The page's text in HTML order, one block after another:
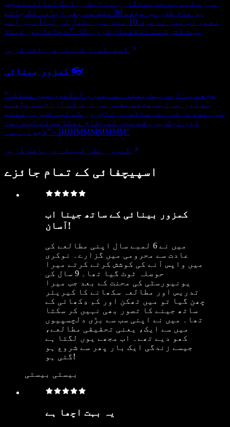
میرے لیے بے حد مددگار ہے۔ ایک ریڈنگ اسائنمنٹ جس
پر عام طور پر مجھے 30 منٹ سے بھی زیادہ لگ جاتے
تھے، اب میں نے صرف 10 منٹ میں مکمل کر لیا! میں اسے
بہت کثرت سے استعمال کروں گا۔” - چاما نورلینڈ
ڈسلیکسیا قبیلہ دریافت کریں
کمزور بینائی 👓
“مجھے یہ ایپ بہت پسند ہے۔ میری آنکھوں میں مسئلہ
ہے اور یہ ایپ مجھے بغیر سر درد کے آرام سے پڑھنے
میں مدد دیتی ہے۔ ساتھ ہی تاجروں کے لیے خبریں سننے
اور ایک ہی وقت میں کئی کام نمٹانے کے لیے بھی
لاجواب ہے۔” - JJJJJJMMMMMMM”
کمزور نظر قبیلہ دریافت کریں
اسپیچفائی کے تمام جائزے
کمزور بینائی کے ساتھ جینا اب
آسان!
میں نے 6 لمبے سال اپنی مطالعے کی
عادت سے محرومی میں گزارے۔ نوکری
میں واپس آنے کی کوشش کرتے کرتے میرا
حوصلہ ٹوٹ گیا تھا۔ 9 سال کی
یونیورسٹی کی محنت کے بعد جب میرا
تدریس اور مطالعہ سکھانے کا کیریئر
چھن گیا تو میں تھکن اور کم دِکھائی کے
ساتھ جینے کا تصور بھی نہیں کر سکتا
تھا۔ میں نے اپنی سب سے بڑی دلچسپیوں
میں سے ایک، یعنی تحقیقی مطالعے،
کھو دیے تھے۔ اب مجھے یوں لگتا ہے
جیسے زندگی ایک بار پھر سے شروع ہو
گئی ہو!
بیستی بیستی
یہ بہت اچھا ہے